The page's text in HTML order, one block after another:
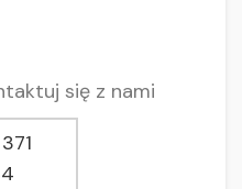
się z nami